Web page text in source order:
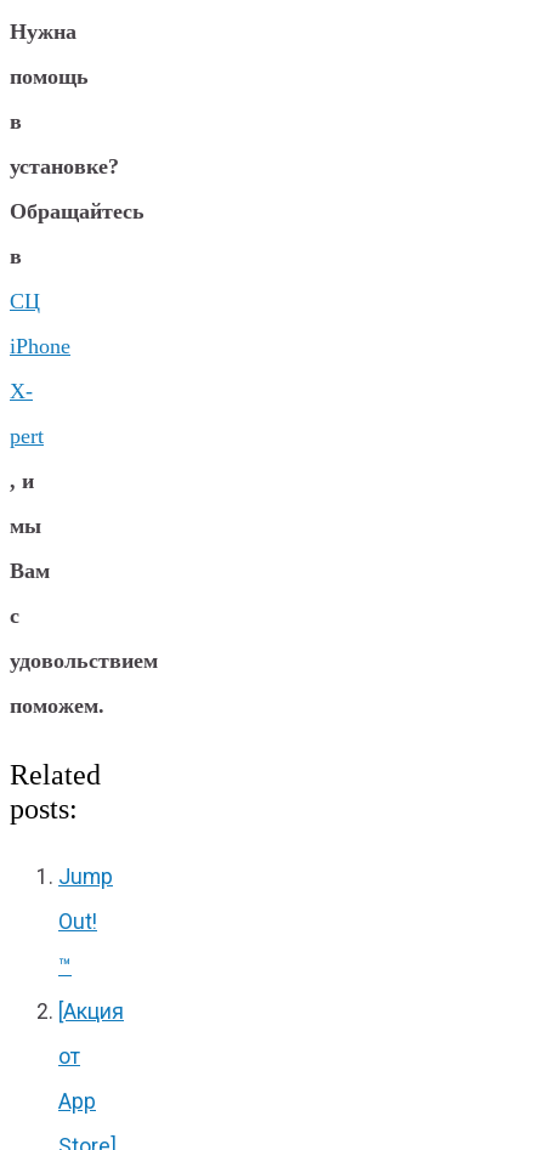
Нужна
помощь
в
установке?
Обращайтесь
в
СЦ
iPhone
X-
pert
, и
мы
Вам
с
удовольствием
поможем.
Related
posts:
Jump
Out!
™
[Акция
от
App